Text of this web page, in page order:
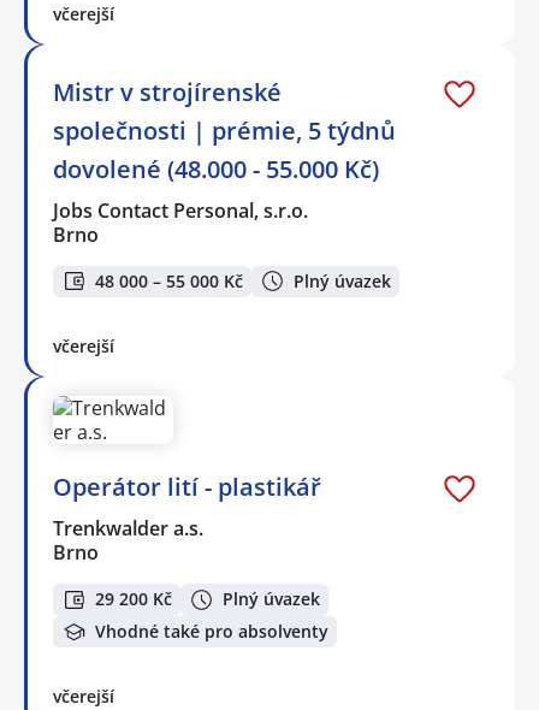
včerejší
Mistr v strojírenské
společnosti | prémie, 5 týdnů
dovolené (48.000 - 55.000 Kč)
Jobs Contact Personal, s.r.o.
Brno
48 000 – 55 000 Kč Plný úvazek
včerejší
Operátor lití - plastikář
Trenkwalder a.s.
Brno
29 200 Kč
Plný úvazek
Vhodné také pro absolventy
včerejší